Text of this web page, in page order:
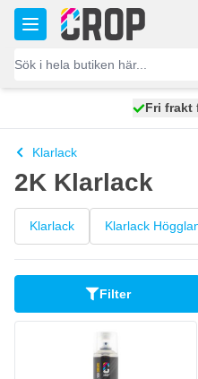
Hoppa till innehållet
Fri frakt
100 dagars
Klarlack
2K Klarlack
Klarlack Klarlack
Filter